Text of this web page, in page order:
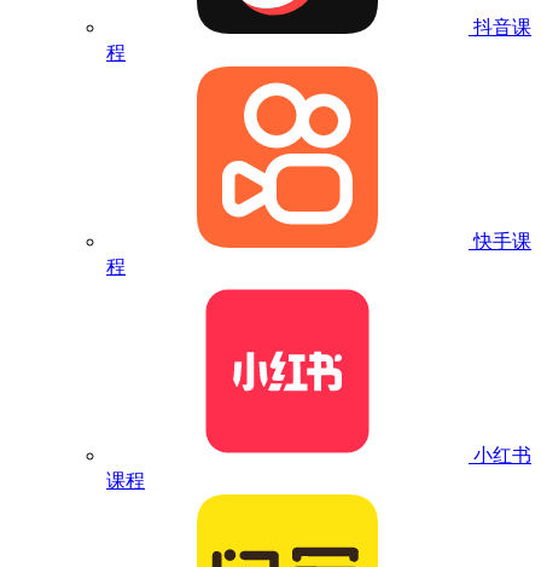
抖音课
程
快手课
程
小红书
课程